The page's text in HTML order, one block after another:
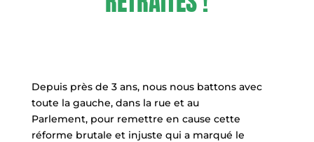
Depuis près de 3 ans, nous nous battons avec
toute la gauche, dans la rue et au
Parlement, pour remettre en cause cette
réforme brutale et injuste qui a marqué le